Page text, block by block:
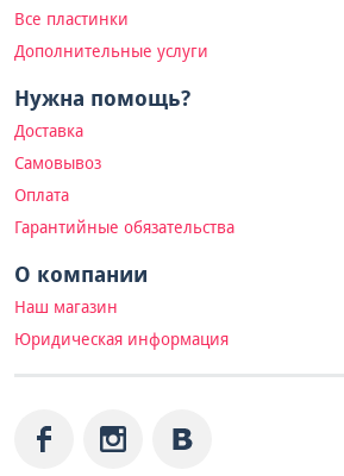
Все пластинки
Дополнительные услуги
Нужна помощь?
Доставка
Самовывоз
Оплата
Гарантийные обязательства
О компании
Наш магазин
Юридическая информация